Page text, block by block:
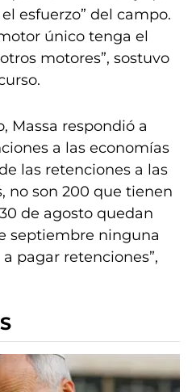
esfuerzo” del campo.
único tenga el
motores”, sostuvo
Massa respondió a
a las economías
las retenciones a las
no son 200 que tienen
de agosto quedan
septiembre ninguna
pagar retenciones”,